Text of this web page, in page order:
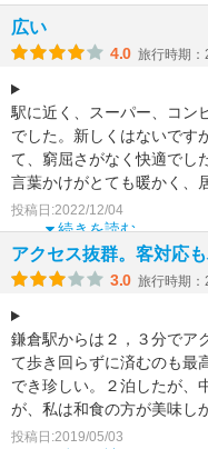
広い
4.0 旅行時期：
駅に近く、スーパー、コン
でした。新しくはないです
て、窮屈さがなく快適でし
言葉かけがとても暖かく、
ました。また利用
続きを読む
投稿日:2022/12/04
アクセス抜群。客対応も
3.0 旅行時期：
鎌倉駅からは２，３分でア
て歩き回らずに済むのも最
でき珍しい。２泊したが、
が、私は和食の方が美味し
人の少ない朝の八幡宮も散
投稿日:2019/05/03